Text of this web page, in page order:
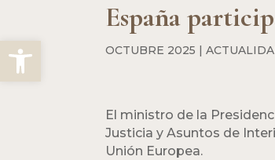
Abrir barra de herramientas
España
OCTUBRE 2025 |
El ministro de la
Justicia y Asuntos de
Unión Europea.